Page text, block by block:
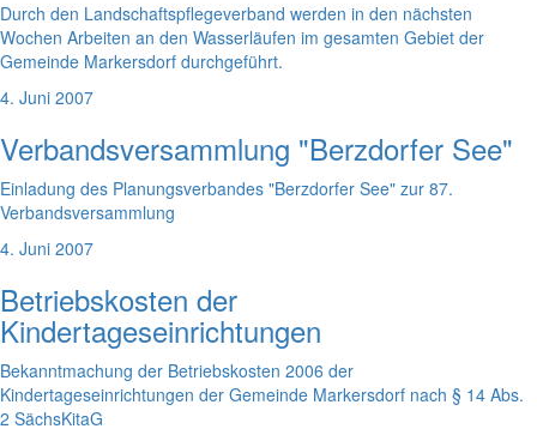
Durch den Landschaftspflegeverband werden in den nächsten
Wochen Arbeiten an den Wasserläufen im gesamten Gebiet der
Gemeinde Markersdorf durchgeführt.
4. Juni 2007
Verbandsversammlung "Berzdorfer See"
Einladung des Planungsverbandes "Berzdorfer See" zur 87.
Verbandsversammlung
4. Juni 2007
Betriebskosten der
Kindertageseinrichtungen
Bekanntmachung der Betriebskosten 2006 der
Kindertageseinrichtungen der Gemeinde Markersdorf nach § 14 Abs.
2 SächsKitaG